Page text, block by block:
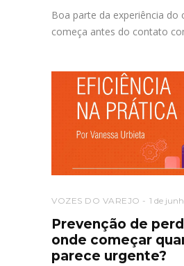
Boa parte da experiência do
começa antes do contato
VOZES DO VAREJO 1 de
Prevenção de
onde começar
parece urgente?